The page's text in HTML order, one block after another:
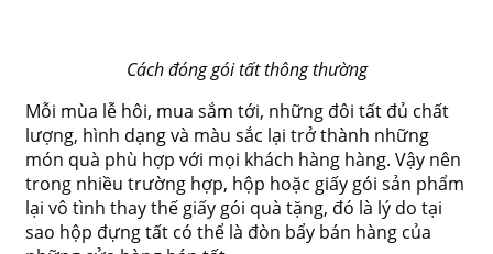
Cách đóng gói tất thông thường
Mỗi mùa lễ hôi, mua sắm tới, những đôi tất đủ chất
lượng, hình dạng và màu sắc lại trở thành những
món quà phù hợp với mọi khách hàng hàng. Vậy nên
trong nhiều trường hợp, hộp hoặc giấy gói sản phẩm
lại vô tình thay thế giấy gói quà tặng, đó là lý do tại
sao hộp đựng tất có thể là đòn bẩy bán hàng của